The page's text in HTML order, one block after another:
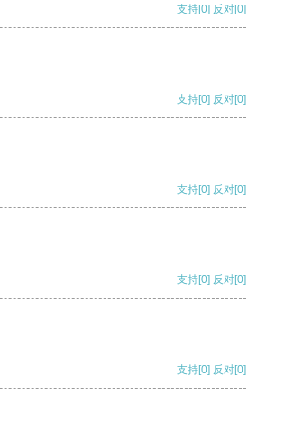
支持[0] 反对[0]
支持[0] 反对[0]
支持[0] 反对[0]
支持[0] 反对[0]
支持[0] 反对[0]